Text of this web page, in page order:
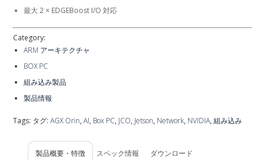
最大 2 × EDGEBoost I/O 対応
Category:
ARM アーキテクチャ
BOX PC
組み込み製品
製品情報
Tags: タグ:AGX Orin,AI, Box PC, JCO, Jetson, Network, NVIDIA,組み込み
製品概要・特徴 スペック情報 ダウンロード